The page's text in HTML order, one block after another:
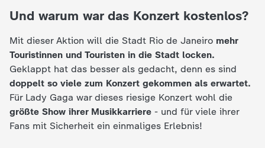
Z
D
Und warum war das Konzert kostenlos?
Mit dieser Aktion will die Stadt Rio de Janeiro mehr
Touristinnen und Touristen in die Stadt locken.
Geklappt hat das besser als gedacht, denn es sind
doppelt so viele zum Konzert gekommen als erwartet.
Für Lady Gaga war dieses riesige Konzert wohl die
größte Show ihrer Musikkarriere - und für viele ihrer
Fans mit Sicherheit ein einmaliges Erlebnis!